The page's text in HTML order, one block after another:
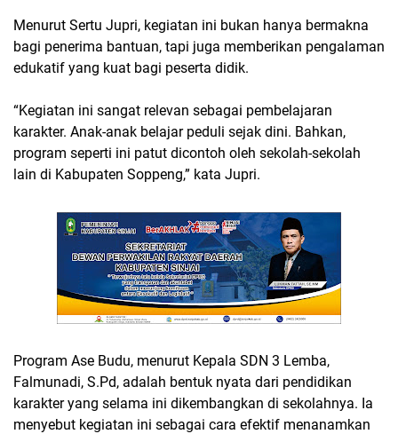
Menurut Sertu Jupri, kegiatan ini bukan hanya bermakna
bagi penerima bantuan, tapi juga memberikan pengalaman
edukatif yang kuat bagi peserta didik.
“Kegiatan ini sangat relevan sebagai pembelajaran
karakter. Anak-anak belajar peduli sejak dini. Bahkan,
program seperti ini patut dicontoh oleh sekolah-sekolah
lain di Kabupaten Soppeng,” kata Jupri.
Program Ase Budu, menurut Kepala SDN 3 Lemba,
Falmunadi, S.Pd, adalah bentuk nyata dari pendidikan
karakter yang selama ini dikembangkan di sekolahnya. Ia
menyebut kegiatan ini sebagai cara efektif menanamkan